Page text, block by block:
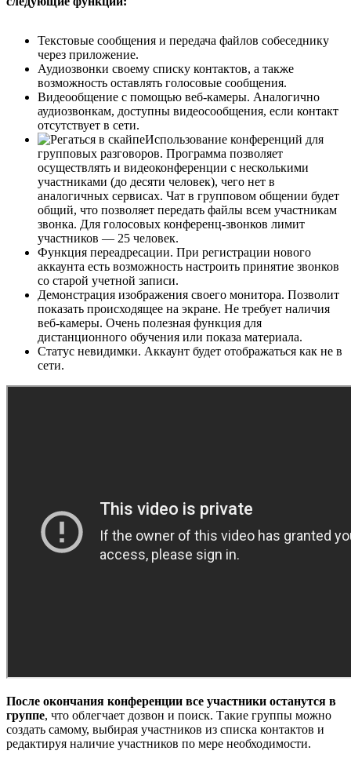
Текстовые сообщения и передача файлов собеседнику
через приложение.
Аудиозвонки своему списку контактов, а также
возможность оставлять голосовые сообщения.
Видеообщение с помощью веб-камеры. Аналогично
аудиозвонкам, доступны видеосообщения, если контакт
отсутствует в сети.
Использование конференций для
групповых разговоров. Программа позволяет
осуществлять и видеоконференции с несколькими
участниками (до десяти человек), чего нет в
аналогичных сервисах. Чат в групповом общении будет
общий, что позволяет передать файлы всем участникам
звонка. Для голосовых конференц-звонков лимит
участников — 25 человек.
Функция переадресации. При регистрации нового
аккаунта есть возможность настроить принятие звонков
со старой учетной записи.
Демонстрация изображения своего монитора. Позволит
показать происходящее на экране. Не требует наличия
веб-камеры. Очень полезная функция для
дистанционного обучения или показа материала.
Статус невидимки. Аккаунт будет отображаться как не в
сети.
После окончания конференции все участники останутся в
группе, что облегчает дозвон и поиск. Такие группы можно
создать самому, выбирая участников из списка контактов и
редактируя наличие участников по мере необходимости.